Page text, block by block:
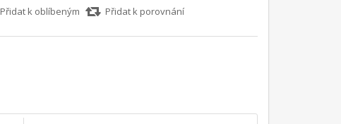
Přidat k oblíbeným Přidat k porovnání